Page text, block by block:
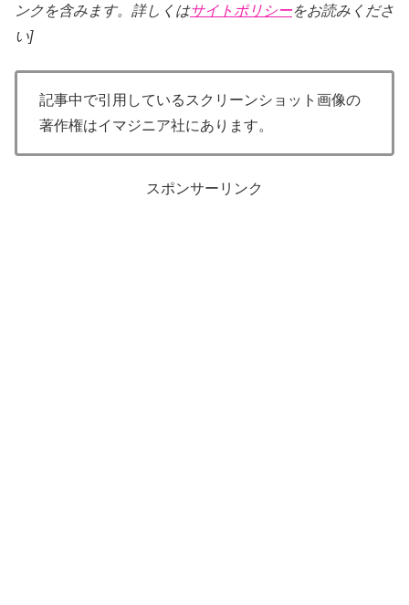
ンクを含みます。詳しくはサイトポリシーをお読みくださ
い]
記事中で引用しているスクリーンショット画像の
著作権はイマジニア社にあります。
スポンサーリンク